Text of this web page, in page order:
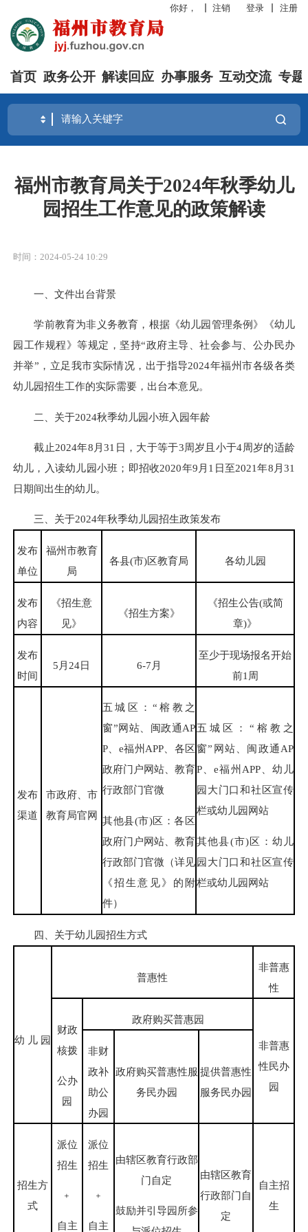
你好， 注销 登录 注册
首页 政务公开 解读回应 办事服务 互动交流 专题
福州市教育局关于2024年秋季幼儿
园招生工作意见的政策解读
时间：2024-05-24 10:29
一、文件出台背景
学前教育为非义务教育，根据《幼儿园管理条例》《幼儿
园工作规程》等规定，坚持“政府主导、社会参与、公办民办
并举”，立足我市实际情况，出于指导2024年福州市各级各类
幼儿园招生工作的实际需要，出台本意见。
二、关于2024秋季幼儿园小班入园年龄
截止2024年8月31日，大于等于3周岁且小于4周岁的适龄
幼儿，入读幼儿园小班；即招收2020年9月1日至2021年8月31
日期间出生的幼儿。
三、关于2024年秋季幼儿园招生政策发布
发布
单位
福州市教育
局
各县(市)区教育局 各幼儿园
发布
内容
《招生意
见》
《招生方案》
《招生公告(或简
章)》
发布
时间
5月24日 6-7月
至少于现场报名开始
前1周
发布
渠道
市政府、市
教育局官网
五城区：“榕教之
窗”网站、闽政通AP
P、e福州APP、各区
政府门户网站、教育
行政部门官微
其他县(市)区：各区
政府门户网站、教育
行政部门官微（详见
《招生意见》的附
件）
五城区：“榕教之
窗”网站、闽政通AP
P、e福州APP、幼儿
园大门口和社区宣传
栏或幼儿园网站
其他县(市)区：幼儿
园大门口和社区宣传
栏或幼儿园网站
四、关于幼儿园招生方式
幼 儿 园
普惠性
非普惠
性
财政
核拨
公办
园
政府购买普惠园
非普惠
性民办
园
非财
政补
助公
办园
政府购买普惠性服
务民办园
提供普惠性
服务民办园
招生方
式
派位
招生
﹢
自主
派位
招生
﹢
自主
由辖区教育行政部
门自定
鼓励并引导园所参
由辖区教育
行政部门自
定
自主招
生